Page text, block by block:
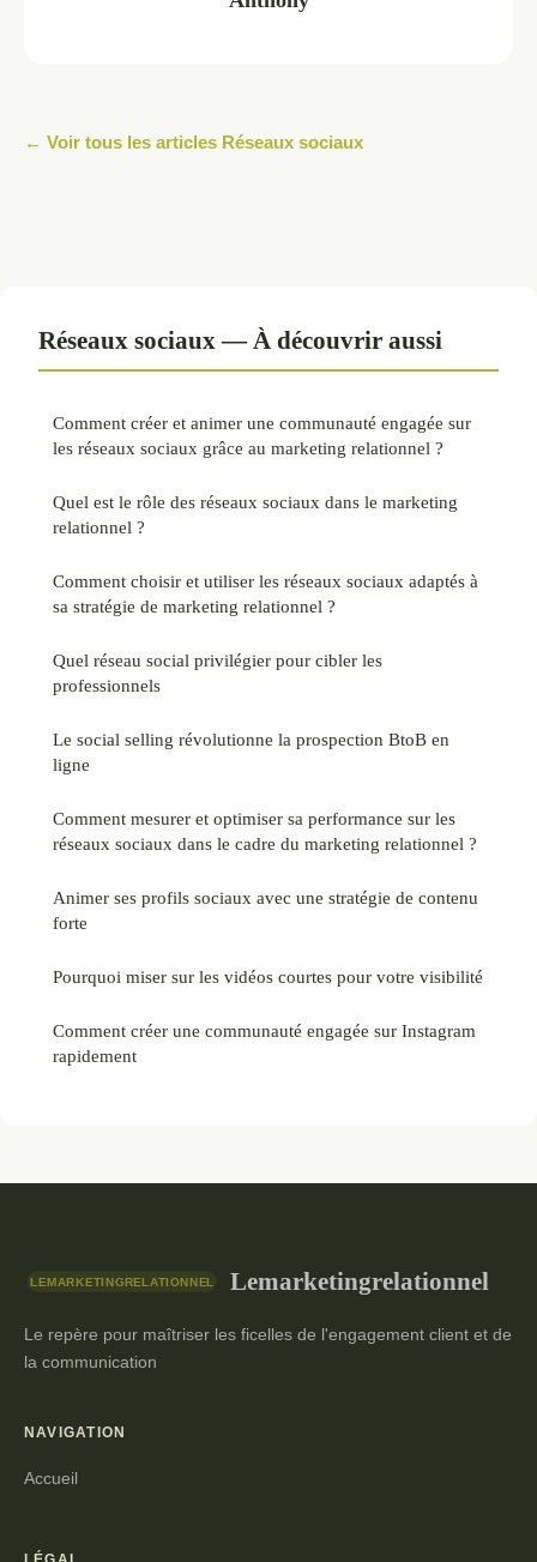
← Voir tous les articles Réseaux sociaux
Réseaux sociaux — À découvrir aussi
Comment créer et animer une communauté engagée sur
les réseaux sociaux grâce au marketing relationnel ?
Quel est le rôle des réseaux sociaux dans le marketing
relationnel ?
Comment choisir et utiliser les réseaux sociaux adaptés à
sa stratégie de marketing relationnel ?
Quel réseau social privilégier pour cibler les
professionnels
Le social selling révolutionne la prospection BtoB en
ligne
Comment mesurer et optimiser sa performance sur les
réseaux sociaux dans le cadre du marketing relationnel ?
Animer ses profils sociaux avec une stratégie de contenu
forte
Pourquoi miser sur les vidéos courtes pour votre visibilité
Comment créer une communauté engagée sur Instagram
rapidement
Lemarketingrelationnel
Le repère pour maîtriser les ficelles de l'engagement client et de
la communication
NAVIGATION
Accueil